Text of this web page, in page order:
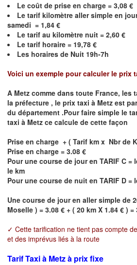
Le coût de prise en charge = 3,08 €
Le tarif kilomètre aller simple en
samedi = 1,84 €
Le tarif au kilomètre nuit = 2,60 €
Le tarif horaire = 19,78 €
Les horaires de Nuit 19h-7h
Voici un exemple pour calculer le prix
A Metz comme dans toute France, les
la préfecture , le prix taxi à Metz est
du département .Pour faire simple le
taxi à Metz ce calcule de cette façon
Prise en charge + ( Tarif km x Nbr de
Prise en charge = 3.08 €
Pour une course de jour en TARIF C =
le km
Pour une course de nuit en TARIF D =
Une course de jour en aller simple de
Moselle ) = 3.08 € + ( 20 km X 1.84 € ) =
✓ Cette tarification ne tient pas compte
et des imprévus liés à la route
Tarif Taxi à Metz à prix fixe